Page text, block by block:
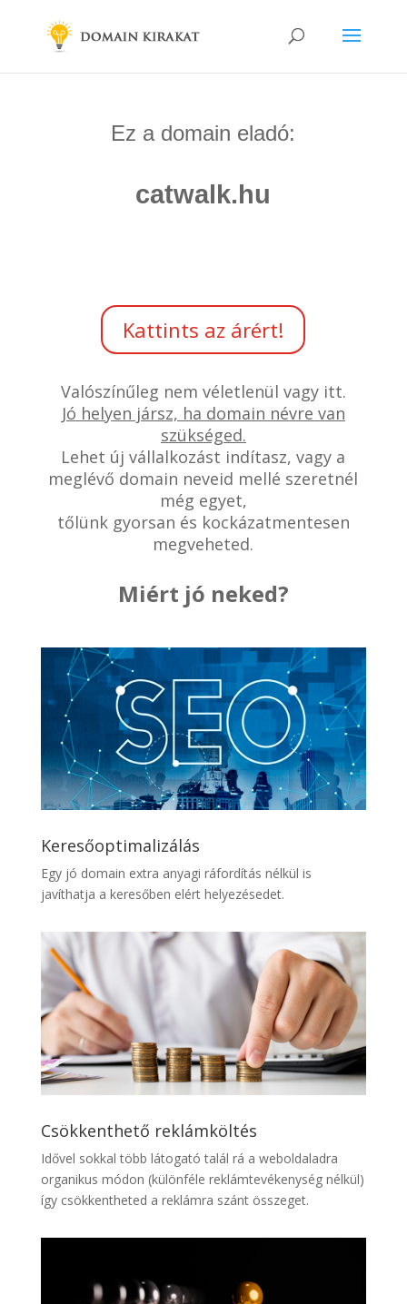
Ez a domain eladó:
catwalk.hu
Kattints az árért!
Valószínűleg nem véletlenül vagy itt.
Jó helyen jársz, ha domain névre van
szükséged.
Lehet új vállalkozást indítasz, vagy a
meglévő domain neveid mellé szeretnél
még egyet,
tőlünk gyorsan és kockázatmentesen
megveheted.
Miért jó neked?
Keresőoptimalizálás
Egy jó domain extra anyagi ráfordítás nélkül is
javíthatja a keresőben elért helyezésedet.
Csökkenthető reklámköltés
Idővel sokkal több látogató talál rá a weboldaladra
organikus módon (különféle reklámtevékenység nélkül)
így csökkentheted a reklámra szánt összeget.